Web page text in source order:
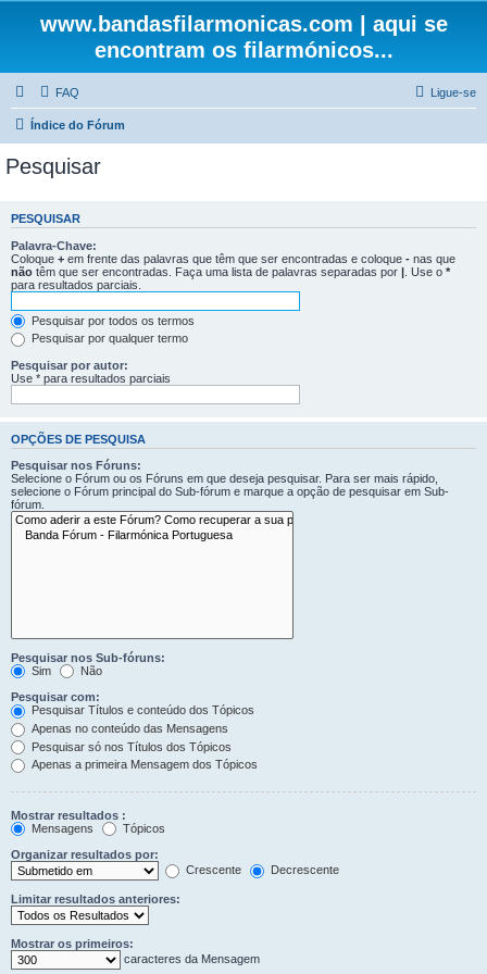
www.bandasfilarmonicas.com | aqui se
encontram os filarmónicos...
FAQ Ligue-se
Índice do Fórum
Pesquisar
PESQUISAR
Palavra-Chave:
Coloque + em frente das palavras que têm que ser encontradas e coloque - nas que
não têm que ser encontradas. Faça uma lista de palavras separadas por | . Use o *
para resultados parciais.
Pesquisar por todos os termos
Pesquisar por qualquer termo
Pesquisar por autor:
Use * para resultados parciais
OPÇÕES DE PESQUISA
Pesquisar nos Fóruns:
Selecione o Fórum ou os Fóruns em que deseja pesquisar. Para ser mais rápido,
selecione o Fórum principal do Sub-fórum e marque a opção de pesquisar em Sub-
fórum.
Pesquisar nos Sub-fóruns:
Sim
Não
Pesquisar com:
Pesquisar Títulos e conteúdo dos Tópicos
Apenas no conteúdo das Mensagens
Pesquisar só nos Títulos dos Tópicos
Apenas a primeira Mensagem dos Tópicos
Mostrar resultados :
Mensagens
Tópicos
Organizar resultados por:
Crescente
Decrescente
Limitar resultados anteriores:
Mostrar os primeiros:
caracteres da Mensagem